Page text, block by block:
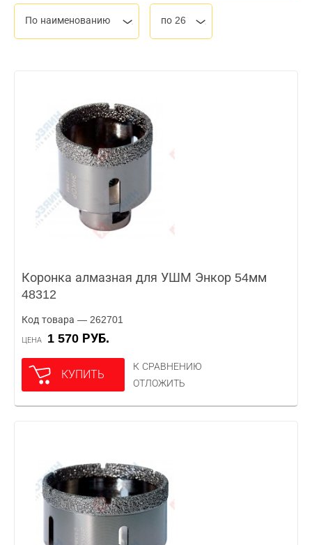
По наименованию по 26
Коронка алмазная для УШМ Энкор 54мм
48312
Код товара — 262701
ЦЕНА 1 570 РУБ.
КУПИТЬ
К СРАВНЕНИЮ
ОТЛОЖИТЬ